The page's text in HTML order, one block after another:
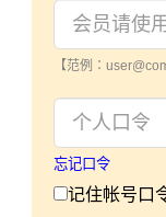
【范例：
忘记口令
记住帐号口